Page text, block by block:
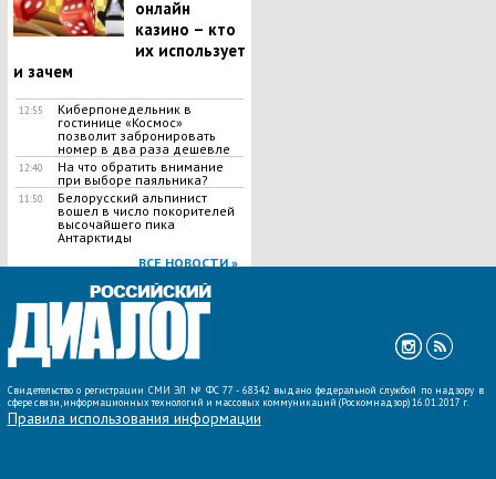
онлайн
казино – кто
их использует
и зачем
12:55
Киберпонедельник в
гостинице «Космос»
позволит забронировать
номер в два раза дешевле
12:40
На что обратить внимание
при выборе паяльника?
11:50
Белорусский альпинист
вошел в число покорителей
высочайшего пика
Антарктиды
ВСЕ НОВОСТИ »
Свидетельство о регистрации СМИ ЭЛ № ФС 77 - 68342 выдано федеральной службой по надзору в
сфере связи, информационных технологий и массовых коммуникаций (Роскомнадзор) 16.01.2017 г.
Правила использования информации